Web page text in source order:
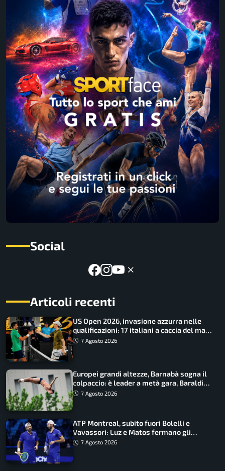
Social
Articoli recenti
US Open 2026, invasione azzurra nelle
qualificazioni: 17 italiani a caccia del main
draw7 Agosto 2026
Europei grandi altezze, Barnabà sogna il
colpaccio: è leader a metà gara, Baraldi
ancora in corsa
7 Agosto 2026
ATP Montreal, subito fuori Bolelli e
Vavassori: Luz e Matos fermano gli
azzurri
7 Agosto 2026